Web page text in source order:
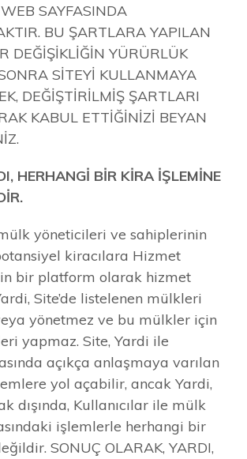
SAYFASINDA
BU ŞARTLARA YAPILAN
DEĞİŞİKLİĞİN YÜRÜRLÜK
SİTEYİ KULLANMAYA
DEĞİŞTİRİLMİŞ ŞARTLARI
KABUL ETTİĞİNİZİ BEYAN
BİR KİRA İŞLEMİNE
yöneticileri ve sahiplerinin
kiracılara Hizmet
bir platform olarak hizmet
Site’de listelenen mülkleri
yönetmez ve bu mülkler için
yapmaz. Site, Yardi ile
açıkça anlaşmaya varılan
yol açabilir, ancak Yardi,
dışında, Kullanıcılar ile mülk
işlemlerle herhangi bir
SONUÇ OLARAK, YARDI,